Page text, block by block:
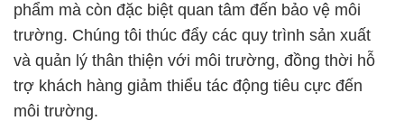
phẩm mà còn đặc biệt quan tâm đến bảo vệ môi
trường. Chúng tôi thúc đẩy các quy trình sản xuất
và quản lý thân thiện với môi trường, đồng thời hỗ
trợ khách hàng giảm thiểu tác động tiêu cực đến
môi trường.